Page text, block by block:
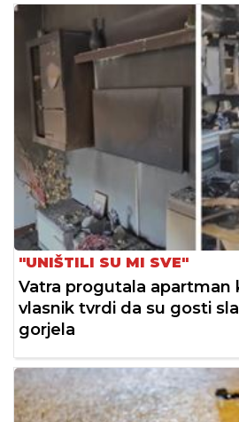
"UNIŠTILI SU MI SVE"
Vatra progutala apartman
vlasnik tvrdi da su gosti
gorjela